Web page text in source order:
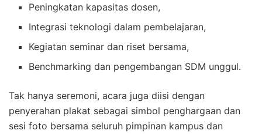
Peningkatan kapasitas dosen,
Integrasi teknologi dalam pembelajaran,
Kegiatan seminar dan riset bersama,
Benchmarking dan pengembangan SDM unggul.
Tak hanya seremoni, acara juga diisi dengan
penyerahan plakat sebagai simbol penghargaan dan
sesi foto bersama seluruh pimpinan kampus dan